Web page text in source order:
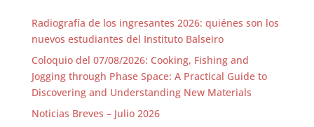
Radiografía de los ingresantes 2026: quiénes son los
nuevos estudiantes del Instituto Balseiro
Coloquio del 07/08/2026: Cooking, Fishing and
Jogging through Phase Space: A Practical Guide to
Discovering and Understanding New Materials
Noticias Breves – Julio 2026